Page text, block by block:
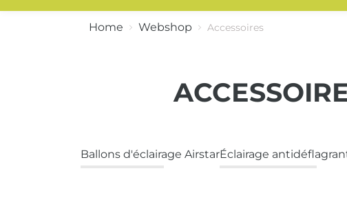
Home Webshop Accessoires
Ballons d'éclairage AirstarÉclairage